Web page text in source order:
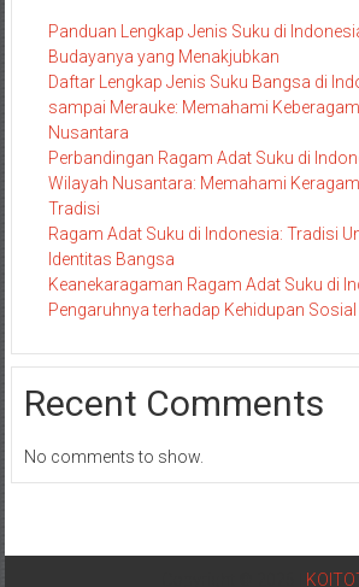
Panduan Lengkap Jenis Suku di
Budayanya yang Menakjubkan
Daftar Lengkap Jenis Suku Bangsa di
sampai Merauke: Memahami
Nusantara
Perbandingan Ragam Adat Suku di
Wilayah Nusantara: Memahami
Tradisi
Ragam Adat Suku di Indonesia: Tradisi
Identitas Bangsa
Keanekaragaman Ragam Adat Suku di
Pengaruhnya terhadap Kehidupan
Recent Comments
No comments to show.